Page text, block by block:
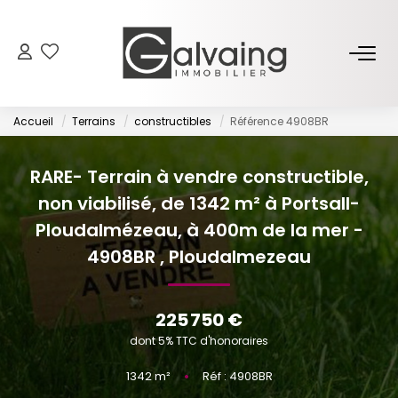
À Vendre
PROGRAMMES NEUFS
ESTIMER
GESTION LOCATIVE
L’AGENCE
Accueil Terrains constructibles Référence 4908BR
RARE- Terrain à vendre constructible,
non viabilisé, de 1342 m² à Portsall-
Ploudalmézeau, à 400m de la mer -
4908BR,Ploudalmezeau
225 750 €
dont 5% TTC d'honoraires
1342m² • Réf : 4908BR